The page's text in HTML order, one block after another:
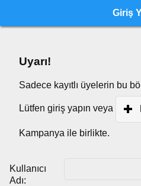
Giriş
Uyarı!
Sadece kayıtlı üyelerin bu
Lütfen giriş yapın veya
Kampanya ile birlikte.
Kullanıcı
Adı: